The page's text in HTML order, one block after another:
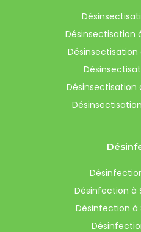
Désinsectisation
Désinsectisation
Désinsectisation
Désinfection à
Désinfection à